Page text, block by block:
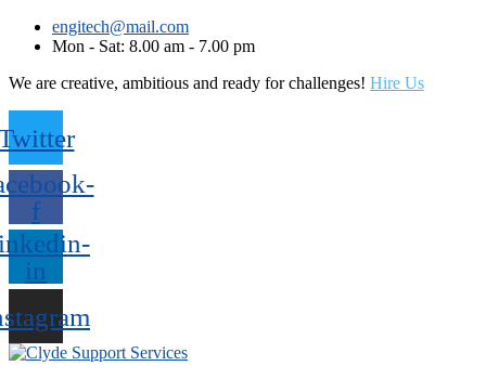
engitech@mail.com
Mon - Sat: 8.00 am - 7.00 pm
We are creative, ambitious and ready for challenges! Hire Us
f
in